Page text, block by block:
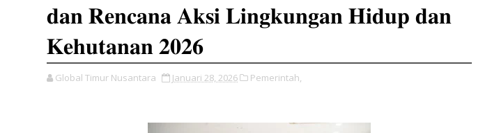
𝐝𝐚𝐧 𝐑𝐞𝐧𝐜𝐚𝐧𝐚 𝐀𝐤𝐬𝐢 𝐋𝐢𝐧𝐠𝐤𝐮𝐧𝐠𝐚𝐧 𝐇𝐢𝐝𝐮𝐩 𝐝𝐚𝐧
𝐊𝐞𝐡𝐮𝐭𝐚𝐧𝐚𝐧 𝟐𝟎𝟐𝟔
Global Timur Nusantara Januari 28, 2026 Pemerintah,